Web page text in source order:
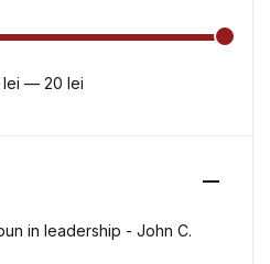
lei — 20 lei
in leadership - John C.